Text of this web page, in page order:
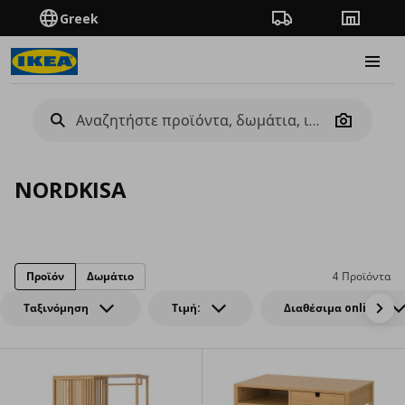
Greek Πορεία παραγγελίας
Camera
NORDKISA
Ταξινόμηση Τιμή: Διαθέσιμα online
4 Προϊόντα
Προϊόν Δωμάτιο